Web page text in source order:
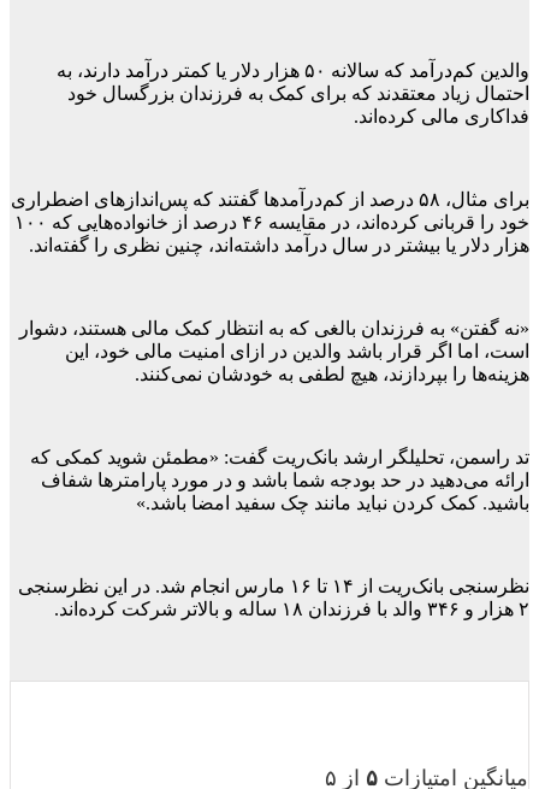
والدین کم‌درآمد که سالانه ۵۰ هزار دلار یا کمتر درآمد دارند، به
احتمال زیاد معتقدند که برای کمک به فرزندان بزرگسال خود
فداکاری مالی کرده‌اند.
برای مثال، ۵۸ درصد از کم‌درآمدها گفتند که پس‌اندازهای اضطراری
خود را قربانی کرده‌اند، در مقایسه ۴۶ درصد از خانواده‌هایی که ۱۰۰
هزار دلار یا بیشتر در سال درآمد داشته‌اند، چنین نظری را گفته‌اند.
«نه گفتن» به فرزندان بالغی که به انتظار کمک مالی هستند، دشوار
است، اما اگر قرار باشد والدین در ازای امنیت مالی خود، این
هزینه‌ها را بپردازند، هیچ لطفی به خودشان نمی‌کنند.
تد راسمن، تحلیلگر ارشد بانک‌ریت گفت: «مطمئن شوید کمکی که
ارائه می‌دهید در حد بودجه شما باشد و در مورد پارامترها شفاف
باشید. کمک کردن نباید مانند چک سفید امضا باشد.»
نظرسنجی بانک‌ریت از ۱۴ تا ۱۶ مارس انجام شد. در این نظرسنجی
۲ هزار و ۳۴۶ والد با فرزندان ۱۸ ساله و بالاتر شرکت کرده‌اند.
میانگین امتیازات ۵ از ۵